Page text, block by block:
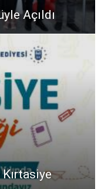
Açıldı
Kırtasiye